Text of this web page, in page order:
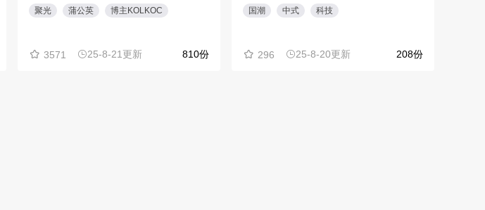
聚光 蒲公英 博主KOLKOC
3571 25-8-21更新 810份
国潮 中式 科技
296 25-8-20更新 208份